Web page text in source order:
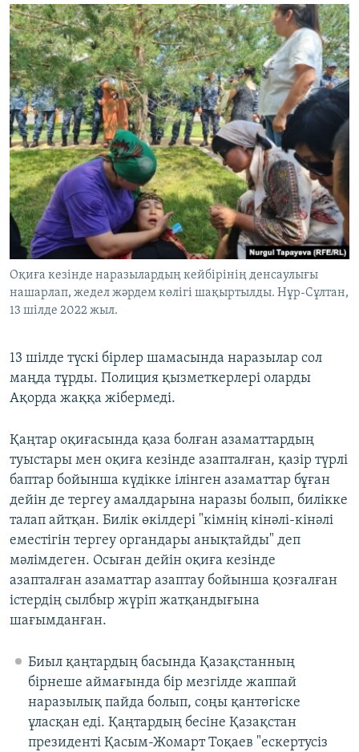
Оқиға кезінде наразылардың кейбірінің денсаулығы
нашарлап, жедел жәрдем көлігі шақыртылды. Нұр-Сұлтан,
13 шілде 2022 жыл.
13 шілде түскі бірлер шамасында наразылар сол
маңда тұрды. Полиция қызметкерлері оларды
Ақорда жаққа жібермеді.
Қаңтар оқиғасында қаза болған азаматтардың
туыстары мен оқиға кезінде азапталған, қазір түрлі
баптар бойынша күдікке ілінген азаматтар бұған
дейін де тергеу амалдарына наразы болып, билікке
талап айтқан. Билік өкілдері "кімнің кінәлі-кінәлі
еместігін тергеу органдары анықтайды" деп
мәлімдеген. Осыған дейін оқиға кезінде
азапталған азаматтар азаптау бойынша қозғалған
істердің сылбыр жүріп жатқандығына
шағымданған.
Биыл қаңтардың басында Қазақстанның
бірнеше аймағында бір мезгілде жаппай
наразылық пайда болып, соңы қантөгіске
ұласқан еді. Қаңтардың бесіне Қазақстан
президенті Қасым-Жомарт Тоқаев "ескертусіз